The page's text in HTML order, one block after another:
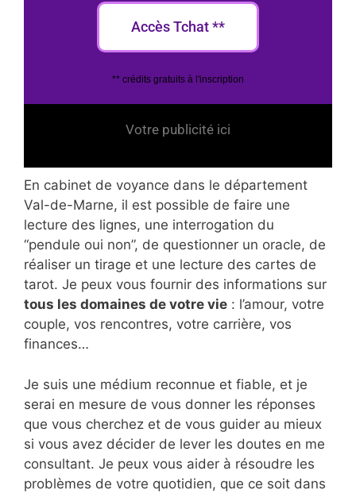
Accès Tchat **
** crédits gratuits à l'inscription
Votre publicité ici
En cabinet de voyance dans le département
Val-de-Marne, il est possible de faire une
lecture des lignes, une interrogation du
“pendule oui non”, de questionner un oracle, de
réaliser un tirage et une lecture des cartes de
tarot. Je peux vous fournir des informations sur
tous les domaines de votre vie : l’amour, votre
couple, vos rencontres, votre carrière, vos
finances…
Je suis une médium reconnue et fiable, et je
serai en mesure de vous donner les réponses
que vous cherchez et de vous guider au mieux
si vous avez décider de lever les doutes en me
consultant. Je peux vous aider à résoudre les
problèmes de votre quotidien, que ce soit dans